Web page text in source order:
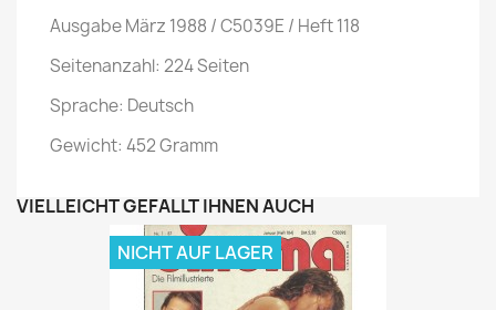
Ausgabe März 1988 / C5039E / Heft 118
Seitenanzahl: 224 Seiten
Sprache: Deutsch
Gewicht: 452 Gramm
VIELLEICHT GEFÄLLT IHNEN AUCH
NICHT AUF LAGER